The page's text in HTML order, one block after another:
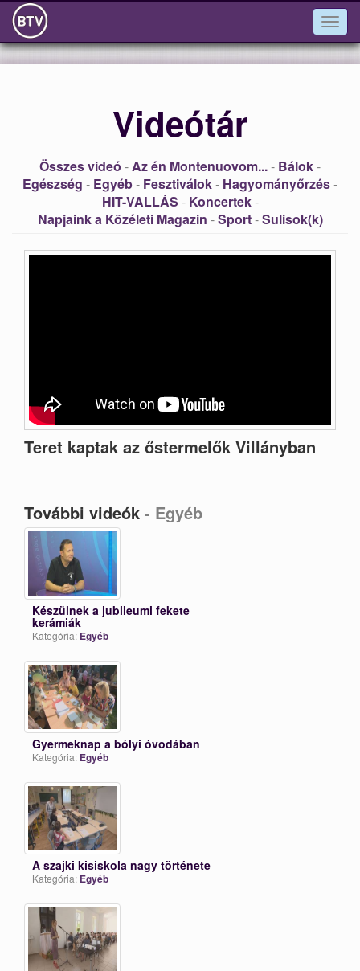
Videótár
Összes videó -Az én Montenuovom...- Bálok-
Egészség - Egyéb- Fesztiválok- Hagyományőrzés-
HIT-VALLÁS - Koncertek-
Napjaink a Közéleti Magazin -Sport-Sulisok(k)
Teret kaptak az őstermelők Villányban
További videók - Egyéb
Készülnek a jubileumi fekete
kerámiák
Kategória: Egyéb
Gyermeknap a bólyi óvodában
Kategória: Egyéb
A szajki kisiskola nagy története
Kategória: Egyéb